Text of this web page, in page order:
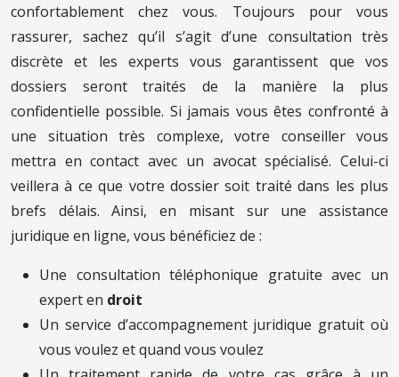
confortablement chez vous. Toujours pour vous
rassurer, sachez qu’il s’agit d’une consultation très
discrète et les experts vous garantissent que vos
dossiers seront traités de la manière la plus
confidentielle possible. Si jamais vous êtes confronté à
une situation très complexe, votre conseiller vous
mettra en contact avec un avocat spécialisé. Celui-ci
veillera à ce que votre dossier soit traité dans les plus
brefs délais. Ainsi, en misant sur une assistance
juridique en ligne, vous bénéficiez de :
Une consultation téléphonique gratuite avec un
expert en droit
Un service d’accompagnement juridique gratuit où
vous voulez et quand vous voulez